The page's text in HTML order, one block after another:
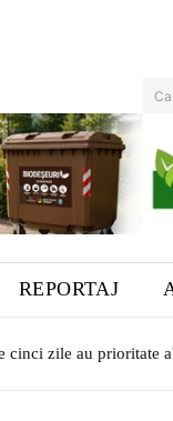
REPORTAJ
zile au prioritate
7 august